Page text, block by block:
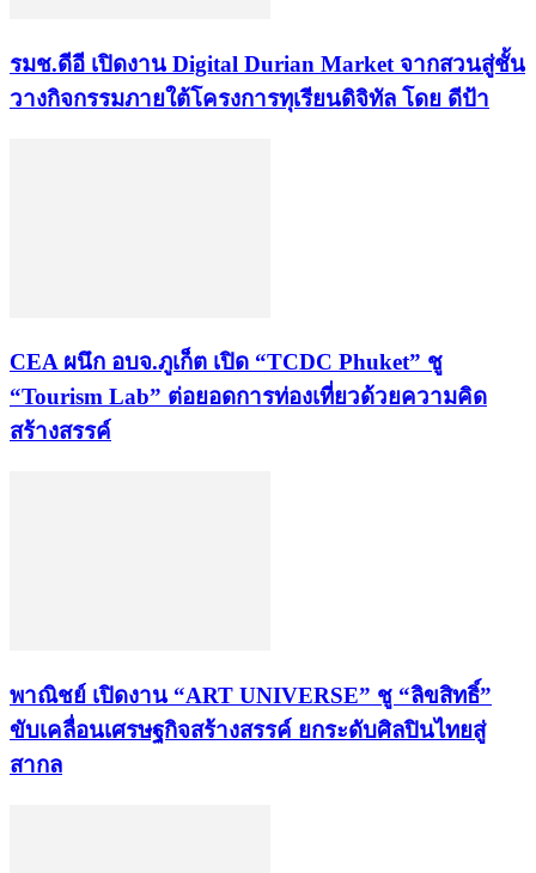
รมช.ดีอี เปิดงาน Digital Durian Market จากสวนสู่ชั้น
วางกิจกรรมภายใต้โครงการทุเรียนดิจิทัล โดย ดีป้า
CEA ผนึก อบจ.ภูเก็ต เปิด “TCDC Phuket” ชู
“Tourism Lab” ต่อยอดการท่องเที่ยวด้วยความคิด
สร้างสรรค์
พาณิชย์ เปิดงาน “ART UNIVERSE” ชู “ลิขสิทธิ์”
ขับเคลื่อนเศรษฐกิจสร้างสรรค์ ยกระดับศิลปินไทยสู่
สากล